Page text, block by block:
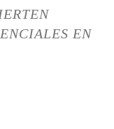
EN